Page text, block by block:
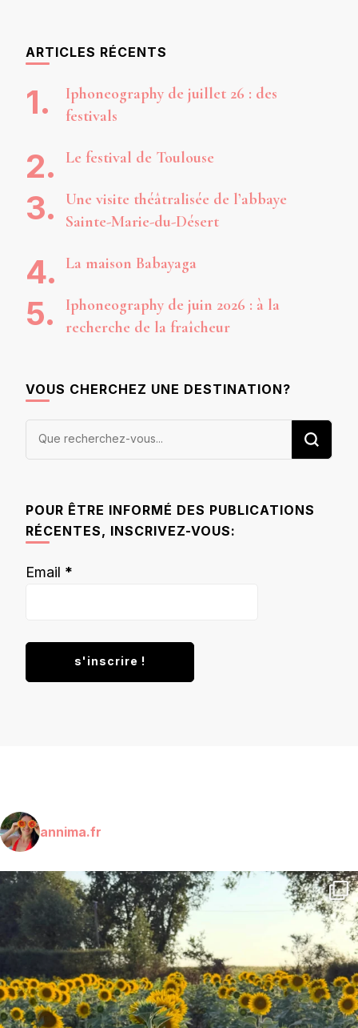
ARTICLES RÉCENTS
Iphoneography de juillet 26 : des
festivals
Le festival de Toulouse
Une visite théâtralisée de l’abbaye
Sainte-Marie-du-Désert
La maison Babayaga
Iphoneography de juin 2026 : à la
recherche de la fraîcheur
VOUS CHERCHEZ UNE DESTINATION?
Vous
POUR ÊTRE INFORMÉ DES PUBLICATIONS
RÉCENTES, INSCRIVEZ-VOUS:
Email *
annima.fr